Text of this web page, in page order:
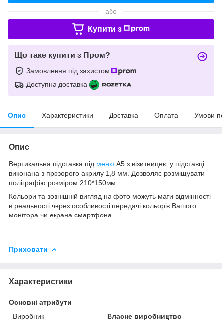
або
Купити з
Що таке купити з Пром?
Замовлення під захистом
Доступна доставка
Опис Характеристики Доставка Оплата Умови
Опис
Вертикальна підставка під меню А5 з візитницею у підставці
виконана з прозорого акрилу 1,8 мм. Дозволяє розміщувати
поліграфію розміром 210*150мм.
Кольори та зовнішній вигляд на фото можуть мати відмінності
в реальності через особливості передачі кольорів Вашого
монітора чи екрана смартфона.
Приховати
Характеристики
Основні атрибути
Виробник
Власне виробництво